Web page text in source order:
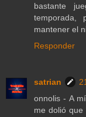
bastante
temporada,
mantener el
Responder
satrian
onnolis - A
me dolió